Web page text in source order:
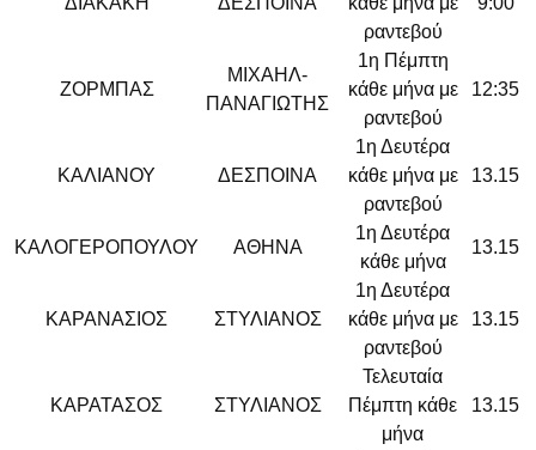
ραντεβού
ΖΟΡΜΠΑΣ
ΜΙΧΑΗΛ-
ΠΑΝΑΓΙΩΤΗΣ
1η Πέμπτη
κάθε μήνα με
ραντεβού
12:35
ΚΑΛΙΑΝΟΥ ΔΕΣΠΟΙΝΑ
1η Δευτέρα
κάθε μήνα με
ραντεβού
13.15
ΚΑΛΟΓΕΡΟΠΟΥΛΟΥ ΑΘΗΝΑ
1η Δευτέρα
κάθε μήνα
13.15
ΚΑΡΑΝΑΣΙΟΣ ΣΤΥΛΙΑΝΟΣ
1η Δευτέρα
κάθε μήνα με
ραντεβού
13.15
ΚΑΡΑΤΑΣΟΣ ΣΤΥΛΙΑΝΟΣ
Τελευταία
Πέμπτη κάθε
μήνα
13.15